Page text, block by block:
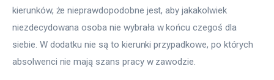
kierunków, że nieprawdopodobne jest, aby jakakolwiek
niezdecydowana osoba nie wybrała w końcu czegoś dla
siebie. W dodatku nie są to kierunki przypadkowe, po których
absolwenci nie mają szans pracy w zawodzie.